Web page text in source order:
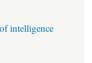
intelligence